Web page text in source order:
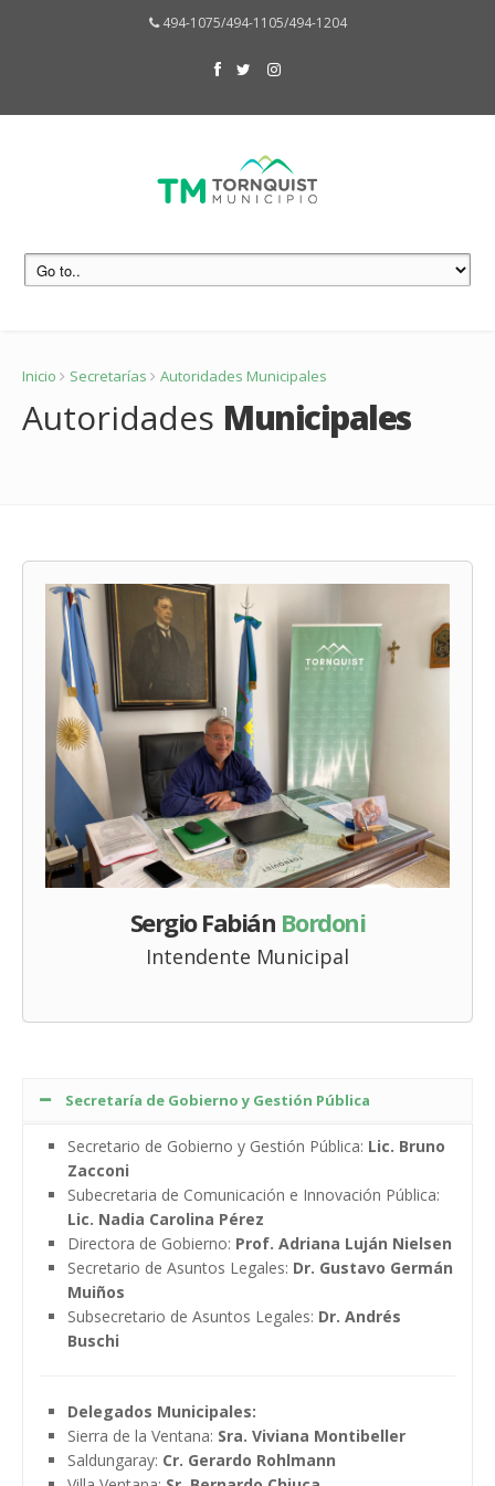
494-1075/494-1105/494-1204
Inicio Secretarías Autoridades Municipales
Autoridades Municipales
Sergio Fabián Bordoni
Intendente Municipal
Secretaría de Gobierno y Gestión Pública
Secretario de Gobierno y Gestión Pública: Lic. Bruno
Zacconi
Subecretaria de Comunicación e Innovación Pública:
Lic. Nadia Carolina Pérez
Directora de Gobierno: Prof. Adriana Luján Nielsen
Secretario de Asuntos Legales: Dr. Gustavo Germán
Muiños
Subsecretario de Asuntos Legales: Dr. Andrés
Buschi
Delegados Municipales:
Sierra de la Ventana: Sra. Viviana Montibeller
Saldungaray: Cr. Gerardo Rohlmann